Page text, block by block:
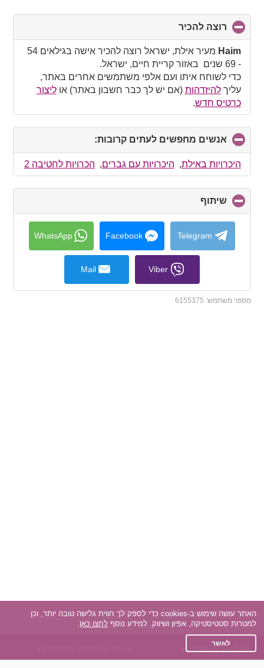
רוצה להכיר
to
collapse
contents
Haim
מעיר אילת, ישראל רוצה להכיר אישה בגילאים 54
- 69 שנים באזור קריית חיים, ישראל.
כדי לשוחח איתו ועם אלפי משתמשים אחרים באתר,
עליךלהיזדהות (אם יש לך כבר חשבון באתר) אוליצור
כרטיס חדש.
אנשים מחפשים לעתים קרובות:
to
collapse
contents
היכרויות באילת, היכרויות עם גברים, הכרויות לחטיבה 2
שיתוף
to
collapse
contents
Telegram
Facebook
WhatsApp
Viber
Mail
מספר משתמש: 6155375
אפליקציית הכרויות
האתר עושה שימוש ב-cookies כדי לספק לך חווית גלישה טובה יותר, וכן
למטרות סטטיסטיקה, אפיון ושיווק. למידע נוסף לחצו כאן.
לאשר